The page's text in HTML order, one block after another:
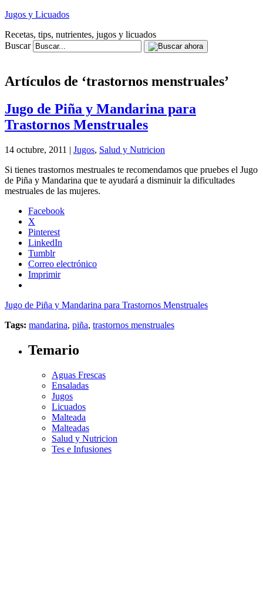
Jugos y Licuados
Recetas, tips, nutrientes, jugos y licuados
Buscar
Artículos de ‘trastornos menstruales’
Jugo de Piña y Mandarina para
Trastornos Menstruales
14 octubre, 2011 | Jugos, Salud y Nutricion
Si tienes trastornos mestruales te recomendamos que pruebes el Jugo
de Piña y Mandarina que te ayudará a disminuir la dificultades
mestruales de las mujeres.
Facebook
X
Pinterest
LinkedIn
Tumblr
Correo electrónico
Imprimir
Jugo de Piña y Mandarina para Trastornos Menstruales
Tags: mandarina, piña, trastornos menstruales
Temario
Aguas Frescas
Ensaladas
Jugos
Licuados
Malteada
Malteadas
Salud y Nutricion
Tes e Infusiones